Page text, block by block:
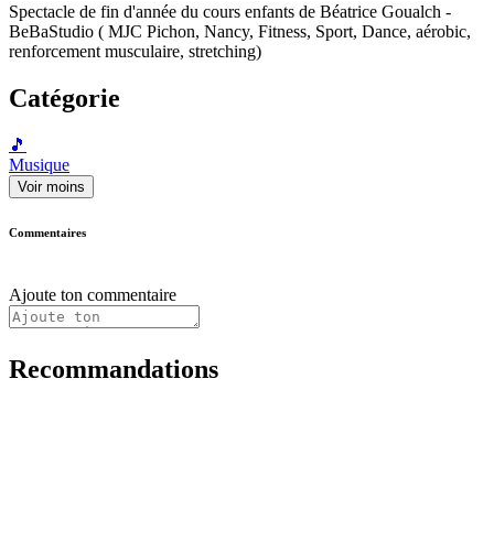
Spectacle de fin d'année du cours enfants de Béatrice Goualch -
BeBaStudio ( MJC Pichon, Nancy, Fitness, Sport, Dance, aérobic,
renforcement musculaire, stretching)
Catégorie
🎵
Musique
Voir moins
Commentaires
Ajoute ton commentaire
Recommandations